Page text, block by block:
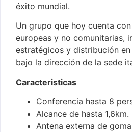
éxito mundial.
Un grupo que hoy cuenta
europeas y no comunitarias,
estratégicos y distribución
bajo la dirección de la sede
Caracteristicas
Conferencia hasta 8
Alcance de hasta 1,6km.
Antena externa de